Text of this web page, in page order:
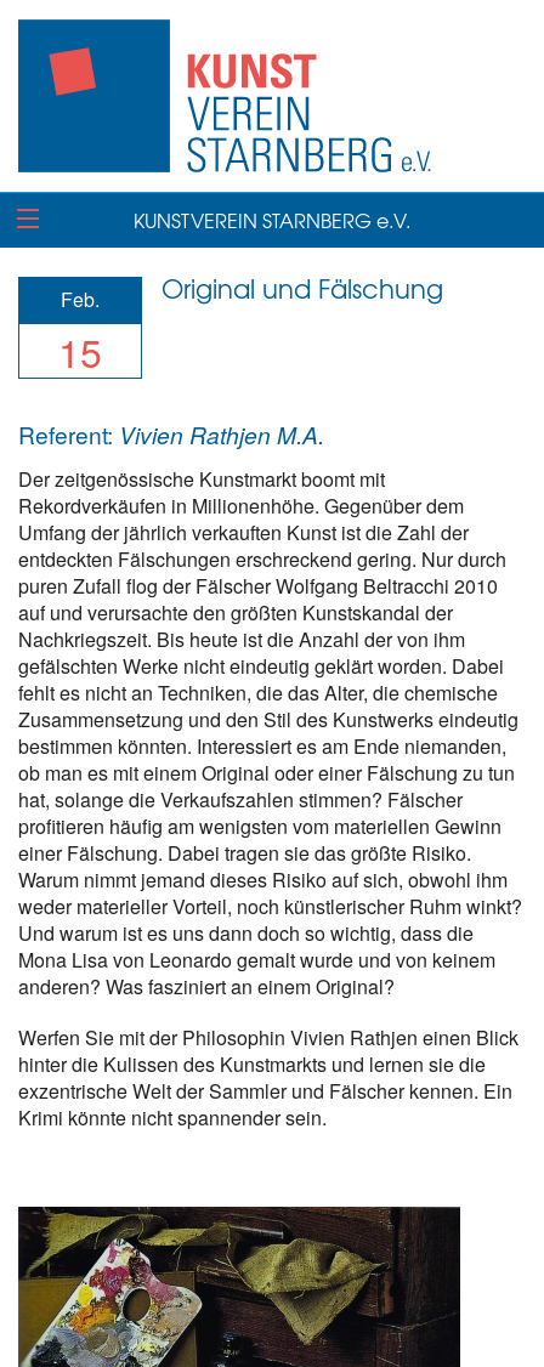
KUNSTVEREIN STARNBERG e.V.
Feb.
15
Original und Fälschung
Referent: Vivien Rathjen M.A.
Der zeitgenössische Kunstmarkt boomt mit
Rekordverkäufen in Millionenhöhe. Gegenüber dem
Umfang der jährlich verkauften Kunst ist die Zahl der
entdeckten Fälschungen erschreckend gering. Nur durch
puren Zufall flog der Fälscher Wolfgang Beltracchi 2010
auf und verursachte den größten Kunstskandal der
Nachkriegszeit. Bis heute ist die Anzahl der von ihm
gefälschten Werke nicht eindeutig geklärt worden. Dabei
fehlt es nicht an Techniken, die das Alter, die chemische
Zusammensetzung und den Stil des Kunstwerks eindeutig
bestimmen könnten. Interessiert es am Ende niemanden,
ob man es mit einem Original oder einer Fälschung zu tun
hat, solange die Verkaufszahlen stimmen? Fälscher
profitieren häufig am wenigsten vom materiellen Gewinn
einer Fälschung. Dabei tragen sie das größte Risiko.
Warum nimmt jemand dieses Risiko auf sich, obwohl ihm
weder materieller Vorteil, noch künstlerischer Ruhm winkt?
Und warum ist es uns dann doch so wichtig, dass die
Mona Lisa von Leonardo gemalt wurde und von keinem
anderen? Was fasziniert an einem Original?
Werfen Sie mit der Philosophin Vivien Rathjen einen Blick
hinter die Kulissen des Kunstmarkts und lernen sie die
exzentrische Welt der Sammler und Fälscher kennen. Ein
Krimi könnte nicht spannender sein.